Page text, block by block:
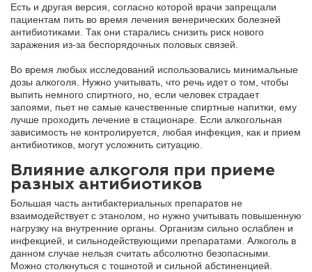
Есть и другая версия, согласно которой врачи запрещали
пациентам пить во время лечения венерических болезней
антибиотиками. Так они старались снизить риск нового
заражения из-за беспорядочных половых связей.
Во время любых исследований использовались минимальные
дозы алкоголя. Нужно учитывать, что речь идет о том, чтобы
выпить немного спиртного, но, если человек страдает
запоями, пьет не самые качественные спиртные напитки, ему
лучше проходить лечение в стационаре. Если алкогольная
зависимость не контролируется, любая инфекция, как и прием
антибиотиков, могут усложнить ситуацию.
Влияние алкоголя при приеме
разных антибиотиков
Большая часть антибактериальных препаратов не
взаимодействует с этанолом, но нужно учитывать повышенную
нагрузку на внутренние органы. Организм сильно ослаблен и
инфекцией, и сильнодействующими препаратами. Алкоголь в
данном случае нельзя считать абсолютно безопасными.
Можно столкнуться с тошнотой и сильной абстиненцией.